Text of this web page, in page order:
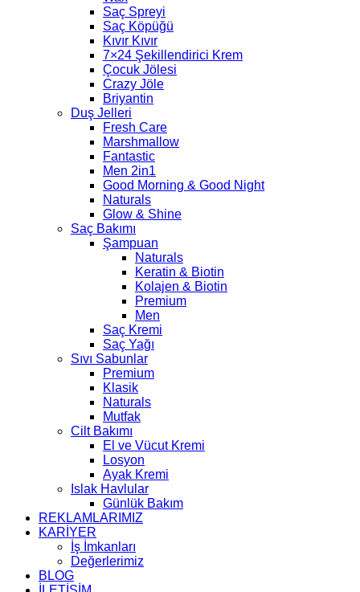
Saç Spreyi
Saç Köpüğü
Kıvır Kıvır
7×24 Şekillendirici Krem
Çocuk Jölesi
Crazy Jöle
Briyantin
Duş Jelleri
Fresh Care
Marshmallow
Fantastic
Men 2in1
Good Morning & Good Night
Naturals
Glow & Shine
Saç Bakımı
Şampuan
Naturals
Keratin & Biotin
Kolajen & Biotin
Premium
Men
Saç Kremi
Saç Yağı
Sıvı Sabunlar
Premium
Klasik
Naturals
Mutfak
Cilt Bakımı
El ve Vücut Kremi
Losyon
Ayak Kremi
Islak Havlular
Günlük Bakım
REKLAMLARIMIZ
KARİYER
İş İmkanları
Değerlerimiz
BLOG